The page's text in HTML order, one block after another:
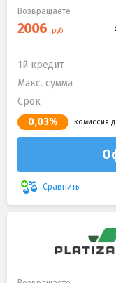
Возвращаете
1й кредит
Макс. сумма
Срок
0,03% комиссия
Сравнить